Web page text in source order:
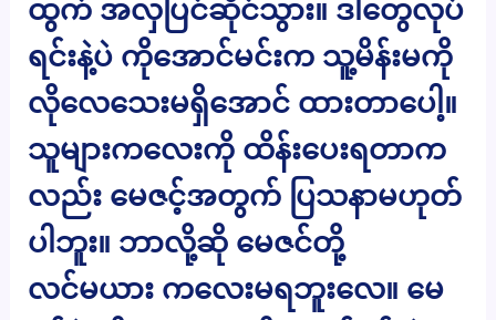
ထွက် အလှပြင်ဆိုင်သွား။ ဒါတွေလုပ်
ရင်းနဲ့ပဲ ကိုအောင်မင်းက သူ့မိန်းမကို
လိုလေသေးမရှိအောင် ထားတာပေါ့။
သူများကလေးကို ထိန်းပေးရတာက
လည်း မေဇင့်အတွက် ပြသနာမဟုတ်
ပါဘူး။ ဘာလို့ဆို မေဇင်တို့
လင်မယား ကလေးမရဘူးလေ။ မေ